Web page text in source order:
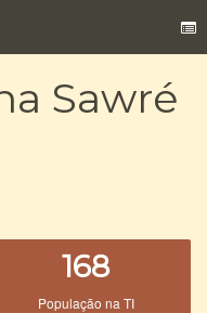
Toggle
Sawré
168
População na TI